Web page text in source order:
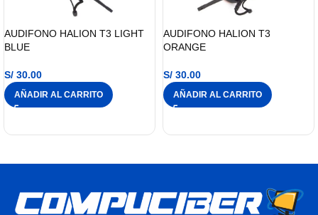
AUDIFONO HALION T3 LIGHT
BLUE
S/ 30.00
AÑADIR AL CARRITO
AUDIFONO HALION T3
ORANGE
S/ 30.00
AÑADIR AL CARRITO